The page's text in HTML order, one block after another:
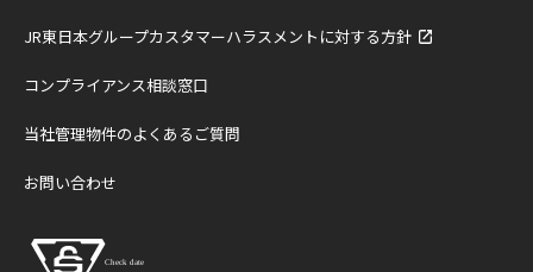
JR東日本グループカスタマーハラスメントに対する方針
コンプライアンス相談窓口
当社管理物件のよくあるご質問
お問い合わせ